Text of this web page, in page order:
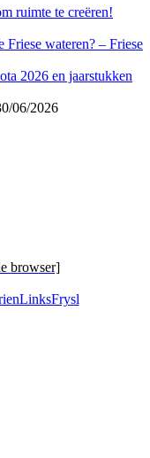
ruimte te creëren!
Friese wateren? – Friese
2026 en jaarstukken
06/2026
browser]